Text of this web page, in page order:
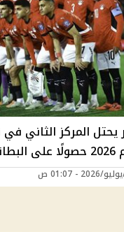
المركز الثاني في